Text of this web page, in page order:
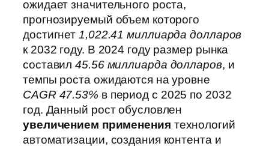
ожидает значительного роста,
прогнозируемый объем которого
достигнет1,022.41 миллиарда долларов
к 2032 году. В 2024 году размер рынка
составил45.56 миллиарда долларов, и
темпы роста ожидаются на уровне
CAGR 47.53% в период с 2025 по 2032
год. Данный рост обусловлен
увеличением применения технологий
автоматизации, создания контента и